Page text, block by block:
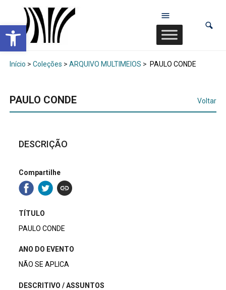
Abrir a barra de ferramentas
Início > Coleções > ARQUIVO MULTIMEIOS > PAULO CONDE
PAULO CONDE Voltar
DESCRIÇÃO
Compartilhe
TÍTULO
PAULO CONDE
ANO DO EVENTO
NÃO SE APLICA
DESCRITIVO / ASSUNTOS